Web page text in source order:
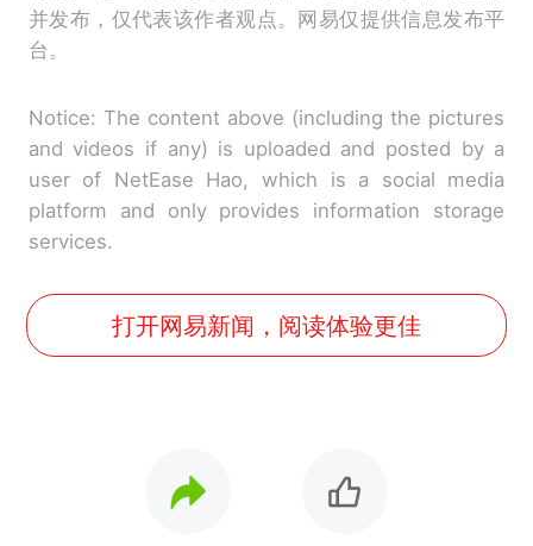
并发布，仅代表该作者观点。网易仅提供信息发布平
台。
Notice: The content above (including the pictures
and videos if any) is uploaded and posted by a
user of NetEase Hao, which is a social media
platform and only provides information storage
services.
打开网易新闻，阅读体验更佳